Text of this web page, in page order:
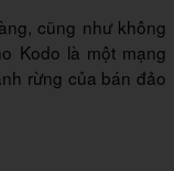
cũng như không
Kodo là một mạng
rừng của bán đảo